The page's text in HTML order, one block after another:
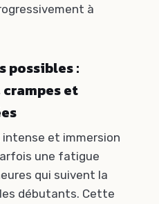
à
possibles :
et
et immersion
une fatigue
qui suivent la
débutants. Cette